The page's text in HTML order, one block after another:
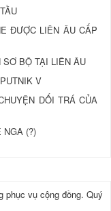
ĐƯỢC LIÊN ÂU CẤP
BỘ TẠI LIÊN ÂU
V
DỐI TRÁ CỦA
NGA (?)
phục vụ cộng đồng. Quý